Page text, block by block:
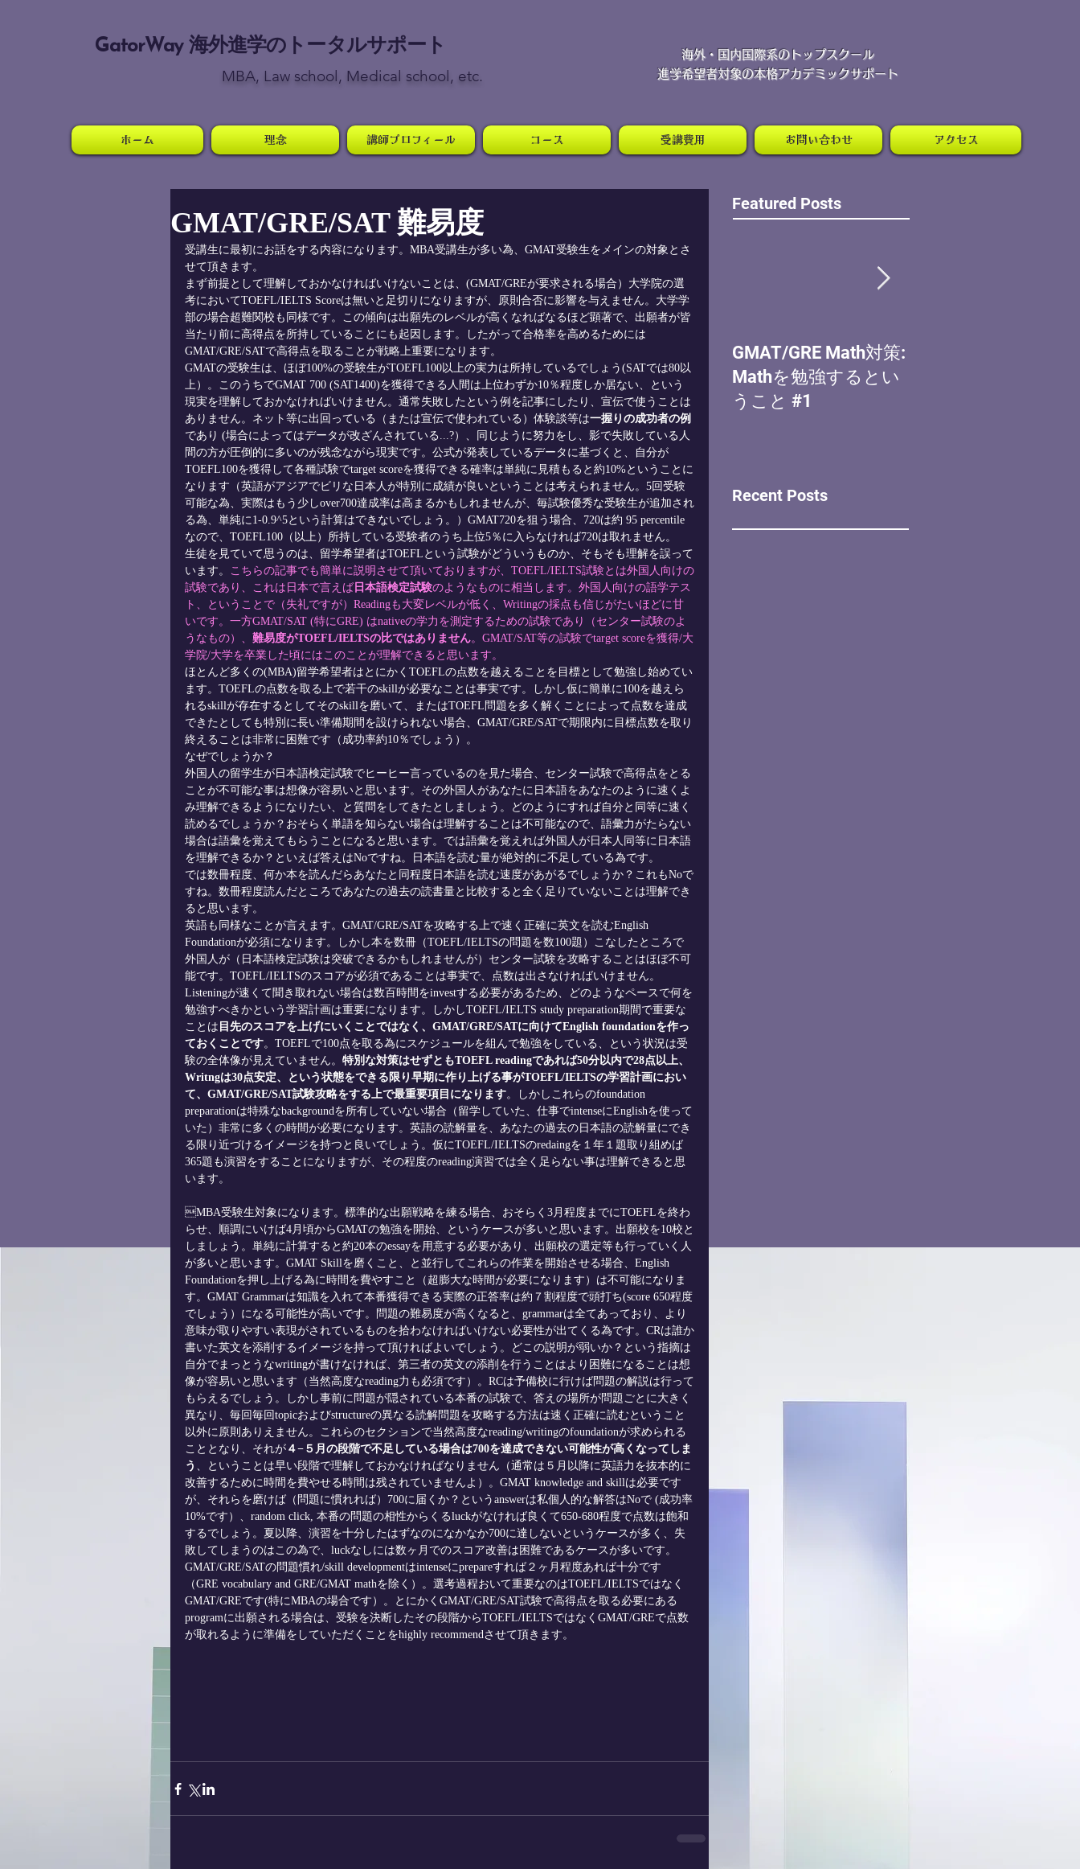
GatorWay 海外進学のトータルサポート
​海外・国内国際系のトップスクール
進学希望者対象の本格アカデミックサポート
ホーム 理念 講師プロフィール コース 受講費用 お問い合わせ アクセス
MBA, Law school, Medical school, etc.
GMAT/GRE/SAT 難易度
受講生に最初にお話をする内容になります。MBA受講生が多い為、GMAT受験生をメインの対象とさ
せて頂きます。
まず前提として理解しておかなければいけないことは、(GMAT/GREが要求される場合）大学院の選
考においてTOEFL/IELTS Scoreは無いと足切りになりますが、原則合否に影響を与えません。大学学
部の場合超難関校も同様です。この傾向は出願先のレベルが高くなればなるほど顕著で、出願者が皆
当たり前に高得点を所持していることにも起因します。したがって合格率を高めるためには
GMAT/GRE/SATで高得点を取ることが戦略上重要になります。
GMATの受験生は、ほぼ100%の受験生がTOEFL100以上の実力は所持しているでしょう(SATでは80以
上）。このうちでGMAT 700 (SAT1400)を獲得できる人間は上位わずか10％程度しか居ない、という
現実を理解しておかなければいけません。通常失敗したという例を記事にしたり、宣伝で使うことは
ありません。ネット等に出回っている（または宣伝で使われている）体験談等は一握りの成功者の例
であり (場合によってはデータが改ざんされている...?）、同じように努力をし、影で失敗している人
間の方が圧倒的に多いのが残念ながら現実です。公式が発表しているデータに基づくと、自分が
TOEFL100を獲得して各種試験でtarget scoreを獲得できる確率は単純に見積もると約10%ということに
なります（英語がアジアでビリな日本人が特別に成績が良いということは考えられません。5回受験
可能な為、実際はもう少しover700達成率は高まるかもしれませんが、毎試験優秀な受験生が追加され
る為、単純に1-0.9^5という計算はできないでしょう。）GMAT720を狙う場合、720は約 95 percentile
なので、TOEFL100（以上）所持している受験者のうち上位5％に入らなければ720は取れません。
生徒を見ていて思うのは、留学希望者はTOEFLという試験がどういうものか、そもそも理解を誤って
います。 こちらの記事でも簡単に説明させて頂いておりますが、TOEFL/IELTS試験とは外国人向けの
試験であり、これは日本で言えば 日本語検定試験のようなものに相当します。外国人向けの語学テス
ト、ということで（失礼ですが）Readingも大変レベルが低く、Writingの採点も信じがたいほどに甘
いです。一方GMAT/SAT (特にGRE) はnativeの学力を測定するための試験であり（センター試験のよ
うなもの）、 難易度がTOEFL/IELTSの比ではありません。GMAT/SAT等の試験でtarget scoreを獲得/大
学院/大学を卒業した頃にはこのことが理解できると思います。
ほとんど多くの(MBA)留学希望者はとにかくTOEFLの点数を越えることを目標として勉強し始めてい
ます。TOEFLの点数を取る上で若干のskillが必要なことは事実です。しかし仮に簡単に100を越えら
れるskillが存在するとしてそのskillを磨いて、またはTOEFL問題を多く解くことによって点数を達成
できたとしても特別に長い準備期間を設けられない場合、GMAT/GRE/SATで期限内に目標点数を取り
終えることは非常に困難です（成功率約10％でしょう）。
なぜでしょうか？
外国人の留学生が日本語検定試験でヒーヒー言っているのを見た場合、センター試験で高得点をとる
ことが不可能な事は想像が容易いと思います。その外国人があなたに日本語をあなたのように速くよ
み理解できるようになりたい、と質問をしてきたとしましょう。どのようにすれば自分と同等に速く
読めるでしょうか？おそらく単語を知らない場合は理解することは不可能なので、語彙力がたらない
場合は語彙を覚えてもらうことになると思います。では語彙を覚えれば外国人が日本人同等に日本語
を理解できるか？といえば答えはNoですね。日本語を読む量が絶対的に不足している為です。
では数冊程度、何か本を読んだらあなたと同程度日本語を読む速度があがるでしょうか？これもNoで
すね。数冊程度読んだところであなたの過去の読書量と比較すると全く足りていないことは理解でき
ると思います。
英語も同様なことが言えます。GMAT/GRE/SATを攻略する上で速く正確に英文を読むEnglish
Foundationが必須になります。しかし本を数冊（TOEFL/IELTSの問題を数100題）こなしたところで
外国人が（日本語検定試験は突破できるかもしれませんが）センター試験を攻略することはほぼ不可
能です。TOEFL/IELTSのスコアが必須であることは事実で、点数は出さなければいけません。
Listeningが速くて聞き取れない場合は数百時間をinvestする必要があるため、どのようなペースで何を
勉強すべきかという学習計画は重要になります。しかしTOEFL/IELTS study preparation期間で重要な
ことは 目先のスコアを上げにいくことではなく、GMAT/GRE/SATに向けてEnglish foundationを作っ
ておくことです。TOEFLで100点を取る為にスケジュールを組んで勉強をしている、という状況は受
験の全体像が見えていません。 特別な対策はせずともTOEFL readingであれば50分以内で28点以上、
Writngは30点安定、という状態をできる限り早期に作り上げる事がTOEFL/IELTSの学習計画におい
て、GMAT/GRE/SAT試験攻略をする上で最重要項目になります。しかしこれらのfoundation
preparationは特殊なbackgroundを所有していない場合（留学していた、仕事でintenseにEnglishを使って
いた）非常に多くの時間が必要になります。英語の読解量を、あなたの過去の日本語の読解量にでき
る限り近づけるイメージを持つと良いでしょう。仮にTOEFL/IELTSのredaingを１年１題取り組めば
365題も演習をすることになりますが、その程度のreading演習では全く足らない事は理解できると思
います。
MBA受験生対象になります。標準的な出願戦略を練る場合、おそらく3月程度までにTOEFLを終わ
らせ、順調にいけば4月頃からGMATの勉強を開始、というケースが多いと思います。出願校を10校と
しましょう。単純に計算すると約20本のessayを用意する必要があり、出願校の選定等も行っていく人
が多いと思います。GMAT Skillを磨くこと、と並行してこれらの作業を開始させる場合、English
Foundationを押し上げる為に時間を費やすこと（超膨大な時間が必要になります）は不可能になりま
す。GMAT Grammarは知識を入れて本番獲得できる実際の正答率は約７割程度で頭打ち(score 650程度
でしょう）になる可能性が高いです。問題の難易度が高くなると、grammarは全てあっており、より
意味が取りやすい表現がされているものを拾わなければいけない必要性が出てくる為です。CRは誰か
書いた英文を添削するイメージを持って頂ければよいでしょう。どこの説明が弱いか？という指摘は
自分でまっとうなwritingが書けなければ、第三者の英文の添削を行うことはより困難になることは想
像が容易いと思います（当然高度なreading力も必須です）。RCは予備校に行けば問題の解説は行って
もらえるでしょう。しかし事前に問題が隠されている本番の試験で、答えの場所が問題ごとに大きく
異なり、毎回毎回topicおよびstructureの異なる読解問題を攻略する方法は速く正確に読むということ
以外に原則ありえません。これらのセクションで当然高度なreading/writingのfoundationが求められる
こととなり、それが ４−５月の段階で不足している場合は700を達成できない可能性が高くなってしま
う 、ということは早い段階で理解しておかなければなりません（通常は５月以降に英語力を抜本的に
改善するために時間を費やせる時間は残されていませんよ）。GMAT knowledge and skillは必要です
が、それらを磨けば（問題に慣れれば）700に届くか？というanswerは私個人的な解答はNoで (成功率
10%です）、random click, 本番の問題の相性からくるluckがなければ良くて650-680程度で点数は飽和
するでしょう。夏以降、演習を十分したはずなのになかなか700に達しないというケースが多く、失
敗してしまうのはこの為で、luckなしには数ヶ月でのスコア改善は困難であるケースが多いです。
GMAT/GRE/SATの問題慣れ/skill developmentはintenseにprepareすれば２ヶ月程度あれば十分です
（GRE vocabulary and GRE/GMAT mathを除く）。選考過程おいて重要なのはTOEFL/IELTSではなく
GMAT/GREです(特にMBAの場合です）。とにかくGMAT/GRE/SAT試験で高得点を取る必要にある
programに出願される場合は、受験を決断したその段階からTOEFL/IELTSではなくGMAT/GREで点数
が取れるように準備をしていただくことをhighly recommendさせて頂きます。
Featured Posts
GMAT/GRE Math対策:
Mathを勉強するとい
うこと #1
Recent Posts